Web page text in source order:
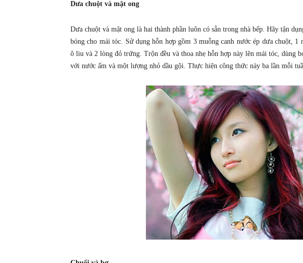
Dưa chuột và mật ong
Dưa chuột và mật ong là hai thành phần luôn có sẵn trong nhà bếp. Hãy tận
bóng cho mái tóc. Sử dụng hỗn hợp gồm 3 muỗng canh nước ép dưa chuột, 1
ô liu và 2 lòng đỏ trứng. Trộn đều và thoa nhẹ hỗn hợp này lên mái tóc, dùng
với nước ấm và một lượng nhỏ dầu gội. Thực hiện công thức này ba lần mỗi